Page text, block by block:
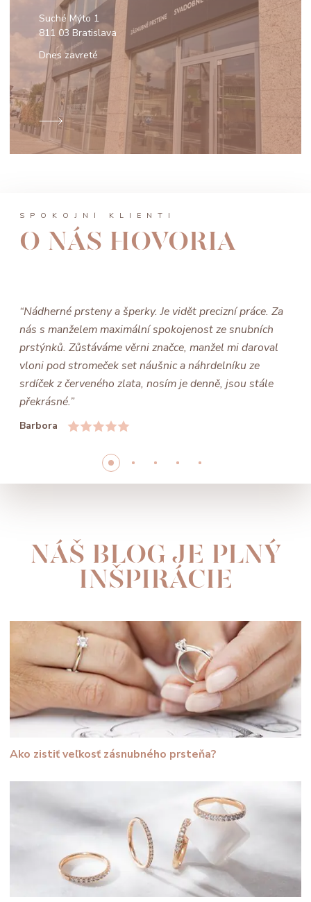
Suché Mýto 1
811 03 Bratislava
Dnes zavreté
SPOKOJNÍ KLIENTI
O NÁS HOVORIA
“Nádherné prsteny a šperky. Je vidět precizní práce. Za
nás s manželem maximální spokojenost ze snubních
prstýnků. Zůstáváme věrni značce, manžel mi daroval
vloni pod stromeček set náušnic a náhrdelníku ze
srdíček z červeného zlata, nosím je denně, jsou stále
překrásné.”
Barbora
NÁŠ BLOG JE PLNÝ
INŠPIRÁCIE
Ako zistiť veľkosť zásnubného prsteňa?